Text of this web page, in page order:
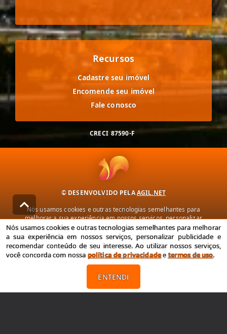
Recursos
Cadastre seu imóvel
Encomende seu imóvel
Fale conosco
CRECI 87590-F
© DESENVOLVIDO PELAAGIL.NET
Nós usamos cookies e outras tecnologias semelhantes para
melhorar a sua experiência em nossos serviços, personalizar
publicidade e recomendar conteúdo de seu interesse. Ao utilizar
nossos serviços, você concorda com nossa política de privacidade e
termos de uso.
Política de Privacidade Termos de uso
Nós usamos cookies e outras tecnologias semelhantes para melhorar
a sua experiência em nossos serviços, personalizar publicidade e
recomendar conteúdo de seu interesse. Ao utilizar nossos serviços,
você concorda com nossa política de privacidadeetermos de uso.
ENTENDI